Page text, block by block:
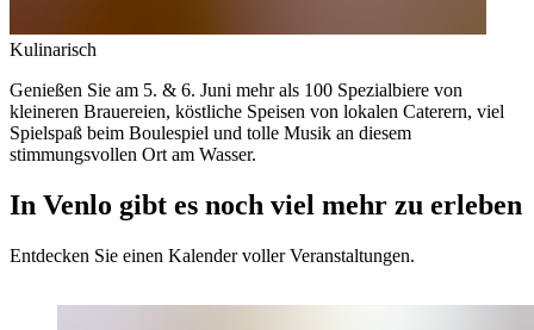
Kulinarisch
Genießen Sie am 5. & 6. Juni mehr als 100 Spezialbiere von
kleineren Brauereien, köstliche Speisen von lokalen Caterern, viel
Spielspaß beim Boulespiel und tolle Musik an diesem
stimmungsvollen Ort am Wasser.
In Venlo gibt es noch viel mehr zu erleben
Entdecken Sie einen Kalender voller Veranstaltungen.